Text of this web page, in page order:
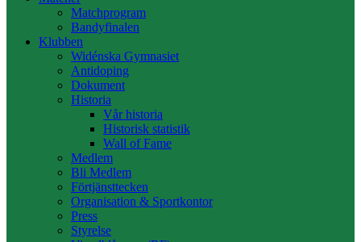
Matchprogram
Bandyfinalen
Klubben
Widénska Gymnasiet
Antidoping
Dokument
Historia
Vår historia
Historisk statistik
Wall of Fame
Medlem
Bli Medlem
Förtjänsttecken
Organisation & Sportkontor
Press
Styrelse